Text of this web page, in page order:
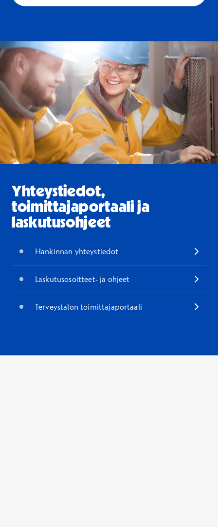
Yhteystiedot,
toimittajaportaali ja
laskutusohjeet
Hankinnan yhteystiedot
Laskutusosoitteet- ja ohjeet
Terveystalon toimittajaportaali